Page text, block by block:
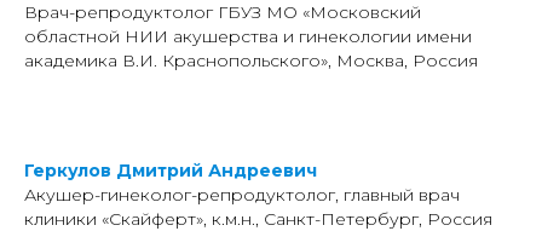
Врач-репродуктолог ГБУЗ МО «Московский
областной НИИ акушерства и гинекологии имени
академика В.И. Краснопольского», Москва, Россия
Геркулов Дмитрий Андреевич
Акушер-гинеколог-репродуктолог, главный врач
клиники «Скайферт», к.м.н., Санкт-Петербург, Россия